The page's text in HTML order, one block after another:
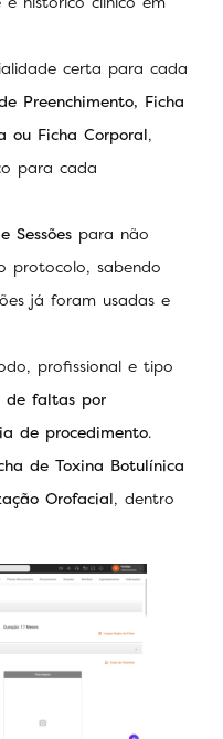
certa para cada
Preenchimento, Ficha
ou Ficha Corporal,
para cada
Sessões para não
protocolo, sabendo
já foram usadas e
profissional e tipo
de faltas por
de procedimento.
de Toxina Botulínica
Orofacial, dentro